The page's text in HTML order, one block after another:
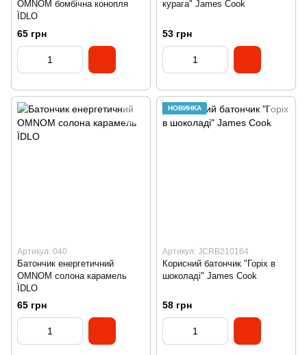
OMNOM бомбічна конопля
ЇDLO
65 грн
курага" James Cook
53 грн
Артикул: 040
Батончик енергетичний
OMNOM солона карамель
ЇDLO
65 грн
НОВИНКА
Артикул: JCRB210164
Корисний батончик "Горіх в
шоколаді" James Cook
58 грн